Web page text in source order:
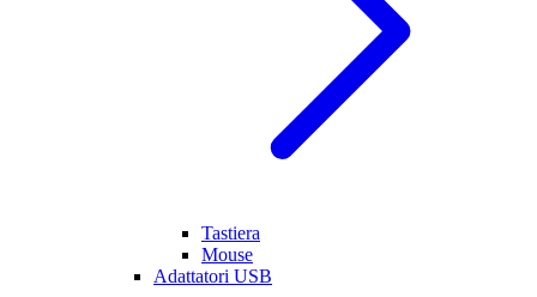
Tastiera
Mouse
Adattatori USB